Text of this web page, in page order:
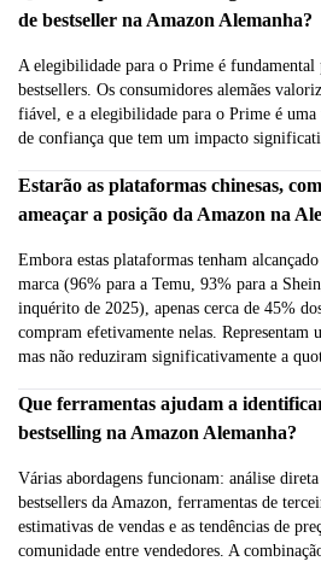
de bestseller na Amazon Alemanha?
A elegibilidade para o Prime é fundamental
bestsellers. Os consumidores alemães
fiável, e a elegibilidade para o Prime é uma
de confiança que tem um impacto
Estarão as plataformas chinesas,
ameaçar a posição da Amazon na
Embora estas plataformas tenham
marca (96% para a Temu, 93% para a
inquérito de 2025), apenas cerca de 45%
compram efetivamente nelas. Representam
mas não reduziram significativamente a
Que ferramentas ajudam a
bestselling na Amazon Alemanha?
Várias abordagens funcionam: análise
bestsellers da Amazon, ferramentas de
estimativas de vendas e as tendências de
comunidade entre vendedores. A